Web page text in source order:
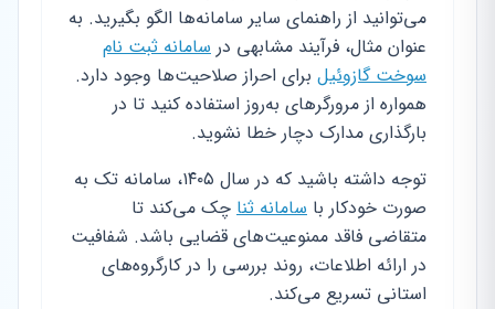
می‌توانید از راهنمای سایر سامانه‌ها الگو بگیرید. به
عنوان مثال، فرآیند مشابهی در سامانه ثبت نام
سوخت گازوئیل برای احراز صلاحیت‌ها وجود دارد.
همواره از مرورگرهای به‌روز استفاده کنید تا در
بارگذاری مدارک دچار خطا نشوید.
توجه داشته باشید که در سال ۱۴۰۵، سامانه تک به
صورت خودکار با سامانه ثنا چک می‌کند تا
متقاضی فاقد ممنوعیت‌های قضایی باشد. شفافیت
در ارائه اطلاعات، روند بررسی را در کارگروه‌های
استانی تسریع می‌کند.